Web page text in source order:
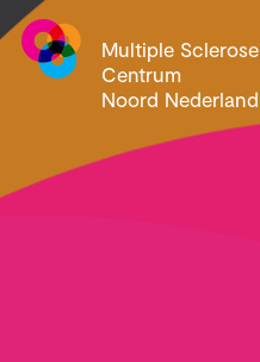
Multiple Sclerose
Centrum
Noord Nederland